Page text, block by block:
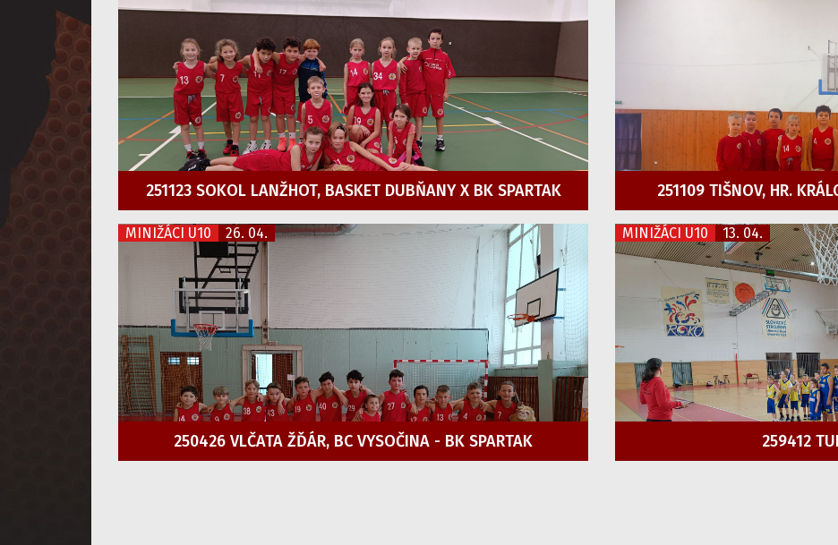
251123 SOKOL LANŽHOT, BASKET DUBŇANY X BK SPARTAK 251109 TIŠNOV, HR.
MINIŽÁCI U10 26. 04.
250426 VLČATA ŽĎÁR, BC VYSOČINA - BK SPARTAK
MINIŽÁCI U10 13. 04.
259412